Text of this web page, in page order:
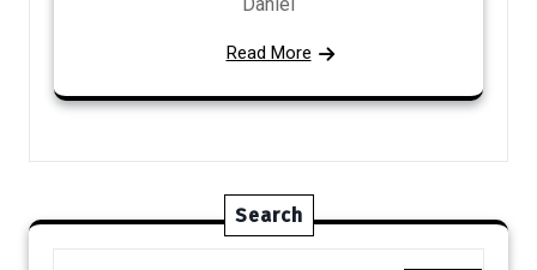
Read More
Search